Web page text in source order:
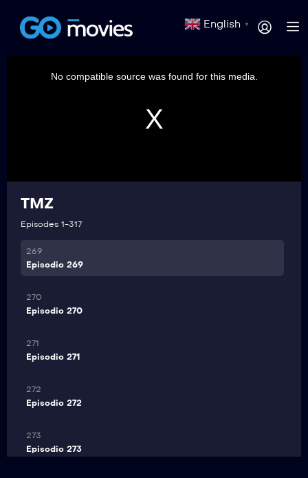
English ▼
No compatible source was found for this media.
TMZ
Episodes 1-317
264
Episodio 264
Episodio 265
268
Episodio 268
269
Episodio 269
270
Episodio 270
271
Episodio 271
272
Episodio 272
273
Episodio 273